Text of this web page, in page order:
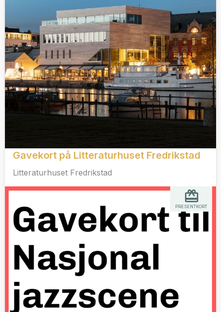
Gavekort på Litteraturhuset Fredrikstad
Litteraturhuset Fredrikstad
PRESENTKORT